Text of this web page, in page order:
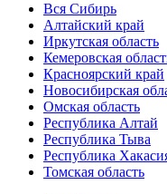
Вся Сибирь
Алтайский край
Иркутская область
Кемеровская
Красноярский край
Новосибирская
Омская область
Республика Алтай
Республика Тыва
Республика
Томская область